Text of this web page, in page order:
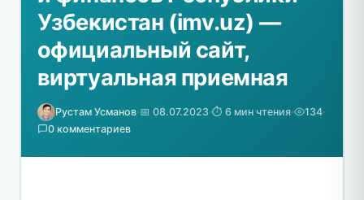
Узбекистан (imv.uz) —
официальный сайт,
виртуальная приемная
Рустам Усманов·📅 08.07.2023·⏱️ 6 мин чтения· 134·
0 комментариев